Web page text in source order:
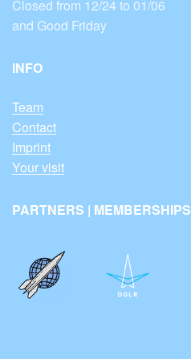
Closed from 12/24 to 01/06
and Good Friday
INFO
Team
Contact
Imprint
Your visit
PARTNERS | MEMBERSHIPS